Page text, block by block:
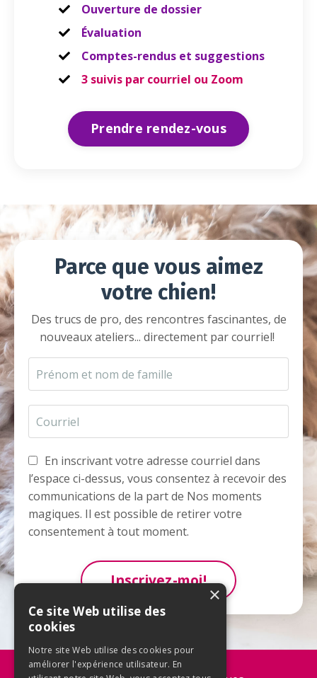
Ouverture de dossier
Évaluation
Comptes-rendus et suggestions
3 suivis par courriel ou Zoom
Prendre rendez-vous
Parce que vous aimez
votre chien!
Des trucs de pro, des rencontres fascinantes, de
nouveaux ateliers... directement par courriel!
En inscrivant votre adresse courriel dans
l’espace ci-dessus, vous consentez à recevoir des
communications de la part de Nos moments
magiques. Il est possible de retirer votre
consentement à tout moment.
Inscrivez-moi!
×
Ce site Web utilise des
cookies
Notre site Web utilise des cookies pour
améliorer l'expérience utilisateur. En